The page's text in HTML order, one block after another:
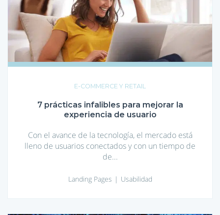
infalibles
para
mejorar
la
experiencia
de
usuario
E-COMMERCE Y RETAIL
7 prácticas infalibles para mejorar la
experiencia de usuario
Con el avance de la tecnología, el mercado está
lleno de usuarios conectados y con un tiempo de
de...
Landing Pages Usabilidad